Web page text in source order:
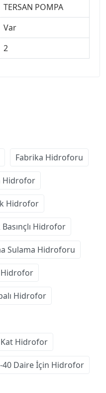
TERSAN POMPA
Var
2
Fabrika Hidroforu
Hidrofor
Hidrofor
Hidrofor
Sulama Hidroforu
Hidrofor
Hidrofor
40 Daire İçin Hidrofor